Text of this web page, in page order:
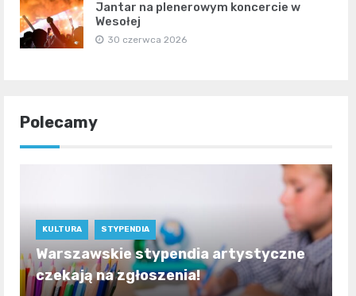
Jantar na plenerowym koncercie w
Wesołej
30 czerwca 2026
Polecamy
KULTURA STYPENDIA
Warszawskie stypendia artystyczne
czekają na zgłoszenia!